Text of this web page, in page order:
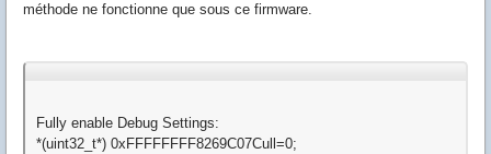
méthode ne fonctionne que sous ce firmware.
Fully enable Debug Settings:
*(uint32_t*) 0xFFFFFFFF8269C07Cull=0;